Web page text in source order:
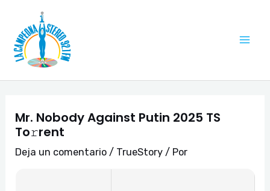
contenido
Mr. Nobody Against Putin 2025 TS
To𝚛rent
Deja un comentario / TrueStory / Por
de
entradas